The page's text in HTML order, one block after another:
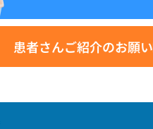
患者さんご紹介のお願い